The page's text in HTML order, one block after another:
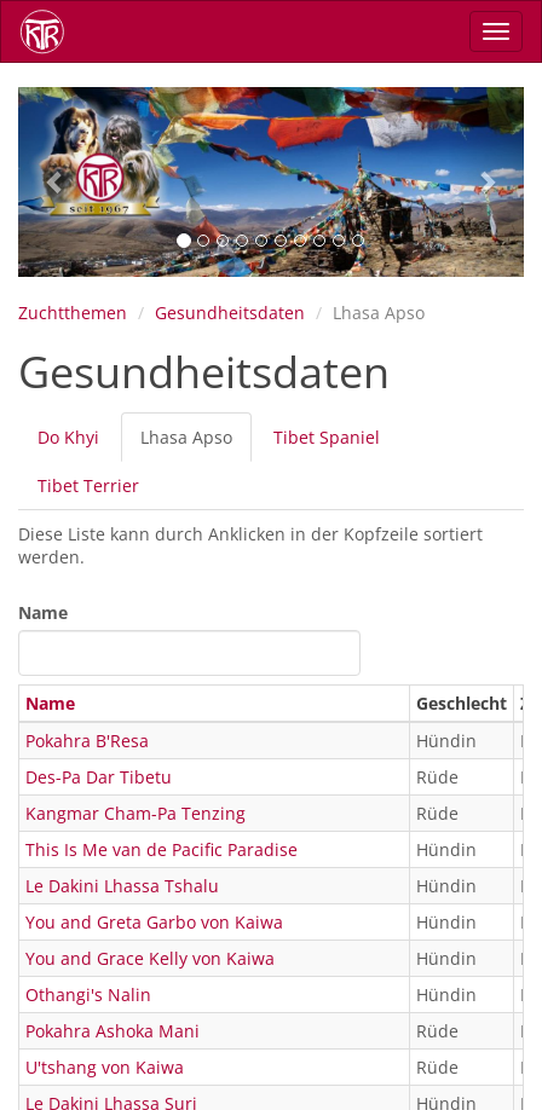
Skip
main
Previous Next
Zuchtthemen Gesundheitsdaten Lhasa Apso
Gesundheitsdaten
Primary
tabs
Do Khyi Lhasa Apso (active
tab)
Tibet Spaniel
Tibet Terrier
Diese Liste kann durch Anklicken in der Kopfzeile sortiert
werden.
Name
Name Geschlecht
Pokahra B'Resa
Hündin
Des-Pa Dar Tibetu
Rüde
Kangmar Cham-Pa Tenzing
Rüde
This Is Me van de Pacific Paradise
Hündin
Le Dakini Lhassa Tshalu
Hündin
You and Greta Garbo von Kaiwa
Hündin
You and Grace Kelly von Kaiwa
Hündin
Othangi's Nalin
Hündin
Pokahra Ashoka Mani
Rüde
U'tshang von Kaiwa
Rüde
Le Dakini Lhassa Suri
Hündin